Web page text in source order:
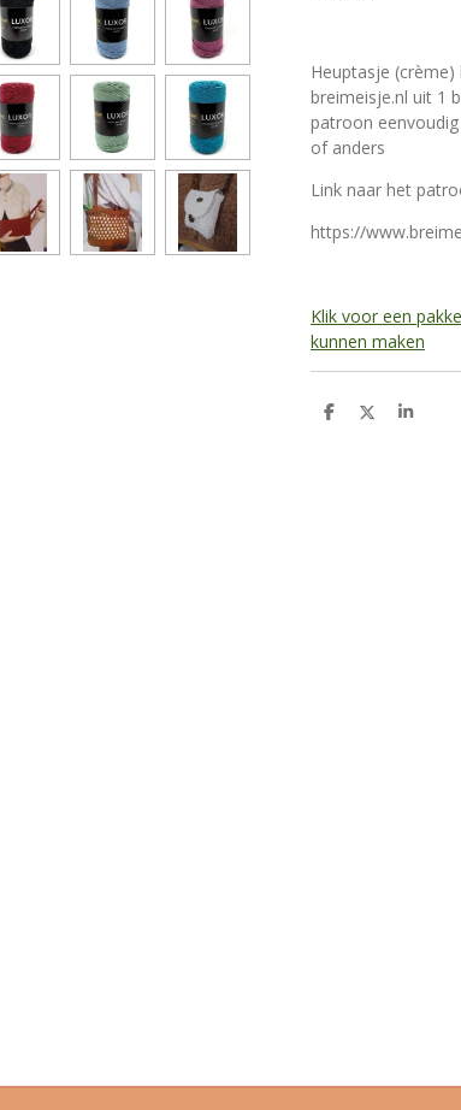
Heuptasje
breimeisje.nl uit 1
patroon
of anders
Link naar het
https://
Klik voor een
kunnen maken
D
D
S